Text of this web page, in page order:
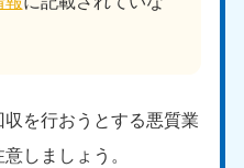
を行おうとする悪質業
しましょう。